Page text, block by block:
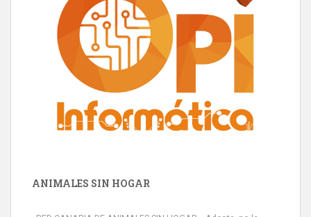
ANIMALES SIN HOGAR